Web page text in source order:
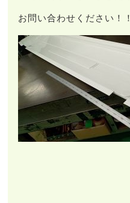
お問い合わせください！！